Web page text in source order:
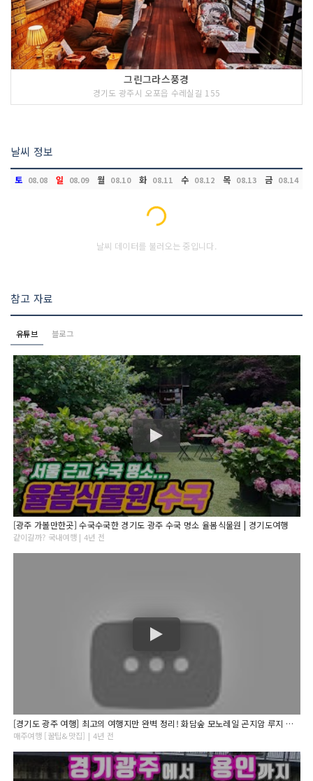
그린그라스풍경
경기도 광주시 오포읍 수레실길 155
날씨 정보
토 08.08 일 08.09 월 08.10 화 08.11 수 08.12 목 08.13 금 08.14
Loading...
날씨 데이터를 불러오는 중입니다.
참고 자료
유튜브 블로그
[광주 가볼만한곳] 수국수국한 경기도 광주 수국 명소 율봄식물원 | 경기도여행
같이갈까? 국내여행 | 4년 전
[경기도 광주 여행] 최고의 여행지만 완벽 정리! 화담숲 모노레일 곤지암 루지 지월농원 아이와 여행 서울 근교 가볼만한 곳 경기도 광주 당일치기 여행 액티비티 가을 여행 단풍 추천
매주여행 [꿀팁&맛집] | 4년 전